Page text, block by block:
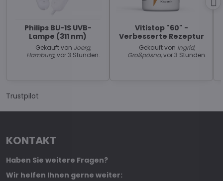
Philips BU-1S UVB-
Lampe (311 nm)
Gekauft von Joerg,
Hamburg, vor 3 Stunden.
Vitistop "60" -
Verbesserte Rezeptur
Gekauft von Ingrid,
Großpösna, vor 3 Stunden.
Trustpilot
KONTAKT
Haben Sie weitere Fragen?
Wir helfen Ihnen gerne weiter: